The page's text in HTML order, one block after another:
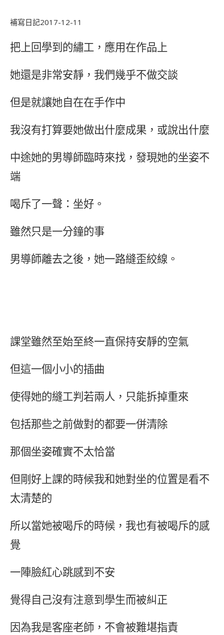
補寫日記2017-12-11
把上回學到的繡工，應用在作品上
她還是非常安靜，我們幾乎不做交談
但是就讓她自在在手作中
我沒有打算要她做出什麼成果，或說出什麼
中途她的男導師臨時來找，發現她的坐姿不
端
喝斥了一聲：坐好。
雖然只是一分鐘的事
男導師離去之後，她一路縫歪絞線。
課堂雖然至始至終一直保持安靜的空氣
但這一個小小的插曲
使得她的縫工判若兩人，只能拆掉重來
包括那些之前做對的都要一併清除
那個坐姿確實不太恰當
但剛好上課的時候我和她對坐的位置是看不
太清楚的
所以當她被喝斥的時候，我也有被喝斥的感
覺
一陣臉紅心跳感到不安
覺得自己沒有注意到學生而被糾正
因為我是客座老師，不會被難堪指責